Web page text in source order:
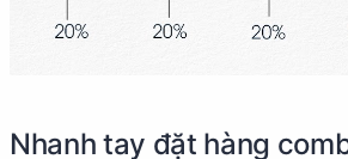
Nhanh tay đặt hàng